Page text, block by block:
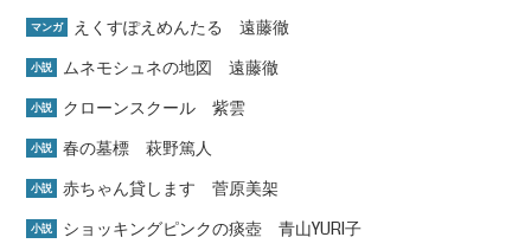
マンガ えくすぽえめんたる 遠藤徹
小説 ムネモシュネの地図 遠藤徹
小説 クローンスクール 紫雲
小説 春の墓標 萩野篤人
小説 赤ちゃん貸します 菅原美架
小説 ショッキングピンクの痰壺 青山YURI子